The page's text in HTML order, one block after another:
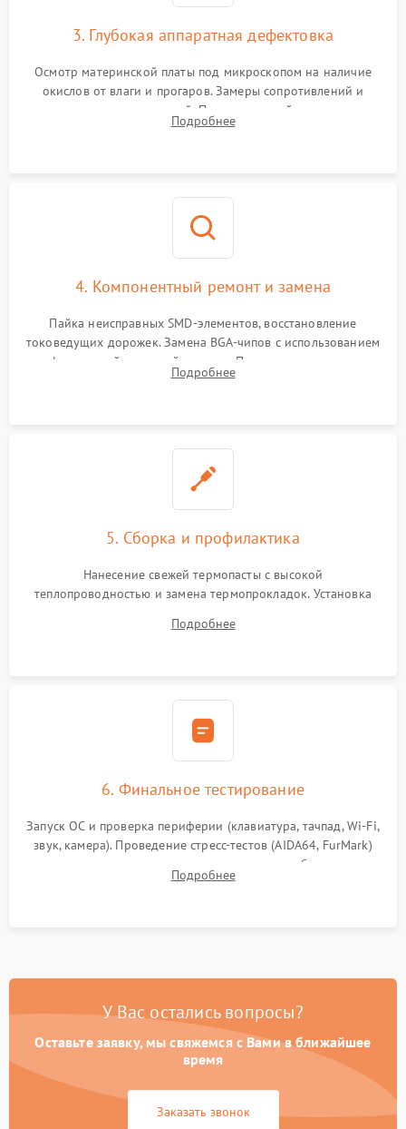
3. Глубокая аппаратная дефектовка
Осмотр материнской платы под микроскопом на наличие
окислов от влаги и прогаров. Замеры сопротивлений и
дежурных напряжений. Проверка цепей питания,
мультиконтроллера, процессора и видеочипа.
Подробнее
4. Компонентный ремонт и замена
Пайка неисправных SMD-элементов, восстановление
токоведущих дорожек. Замена BGA-чипов с использованием
инфракрасной паяльной станции. Прошивка микросхемы
BIOS или замена поврежденных портов USB
Подробнее
5. Сборка и профилактика
Нанесение свежей термопасты с высокой
теплопроводностью и замена термопрокладок. Установка
шлейфов, модулей памяти и накопителей. Предварительная
Подробнее
6. Финальное тестирование
Запуск ОС и проверка периферии (клавиатура, тачпад, Wi-Fi,
звук, камера). Проведение стресс-тестов (AIDA64, FurMark)
для контроля температурного режима и стабильности
системы под пиковой нагрузкой.
Подробнее
У Вас остались вопросы?
Оставьте заявку, мы свяжемся с Вами в ближайшее
время
Заказать звонок